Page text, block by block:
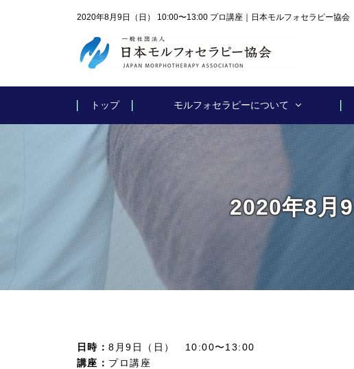
2020年8月9日（日） 10:00〜13:00 プロ講座｜日本モルフォセラピー協会
トップ モルフォセラピーについて
2020年8月
日時：8月9日（日） 10:00〜13:00
講座： プロ講座